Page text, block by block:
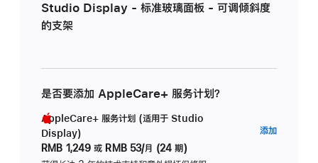
Studio Display - 标准玻璃面板 - 可调倾斜度
的支架
是否要添加 AppleCare+ 服务计划？
AppleCare+ 服务计划 (适用于 Studio
Display)
RMB 1,249 或 RMB 53/月 (24 期)
添加